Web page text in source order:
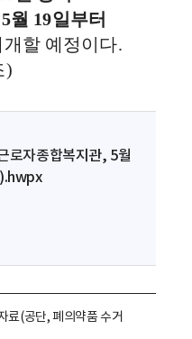
5월 19일부터
개할 예정이다.
)
로자종합복지관, 5월
료(공단, 폐의약품 수거